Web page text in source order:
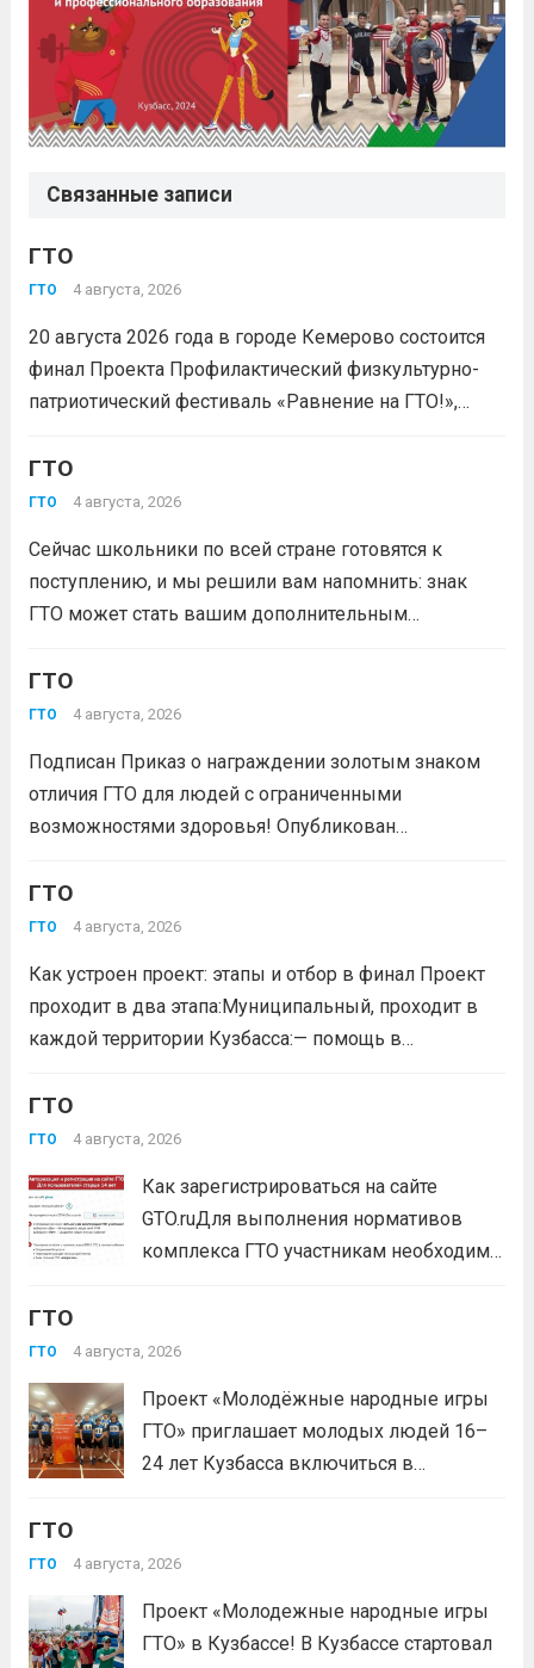
Связанные записи
ГТО
ГТО 4 августа, 2026
20 августа 2026 года в городе Кемерово состоится
финал Проекта Профилактический физкультурно-
патриотический фестиваль «Равнение на ГТО!»,
Первых-2026».В мероприятии примут участие
победители муниципального этапа проектной
Кузбасса.Состав команды 6 человек, 3 участника
из...Читать дальше
ГТО
ГТО 4 августа, 2026
Сейчас школьники по всей стране готовятся к
поступлению, и мы решили вам напомнить: знак
ГТО может стать вашим дополнительным
Многие университеты начисляют абитуриентам
баллы за индивидуальные достижения — и знак
ГТО
ГТО 4 августа, 2026
Подписан Приказ о награждении золотым знаком
отличия ГТО для людей с ограниченными
возможностями здоровья! Опубликован
Российской Федерации № 229 НГ от 22 июля 2026
года. Документ утверждает список граждан,
Всероссийского физкультурно-спортивного
комплекса...Читать дальше
ГТО
ГТО 4 августа, 2026
Как устроен проект: этапы и отбор в финал Проект
проходит в два этапа:Муниципальный, проходит в
каждой территории Кузбасса:— помощь в
класс по правильной технике выполнения
нормативов комплекса ГТО;— тренировочные
Читать дальше
ГТО
ГТО 4 августа, 2026
Как зарегистрироваться на сайте
GTO.ruДля выполнения нормативов
комплекса ГТО участникам необходимо
выбери своё муниципальное
приходи на площадку. Возьми
документ, удостоверяющий личность,
удобную спортивную форму и воду. На
ГТО
ГТО 4 августа, 2026
Проект «Молодёжные народные игры
ГТО» приглашает молодых людей 16–
24 лет Кузбасса включиться в
муниципальных и регионального
нормативы комплекса ГТО сочетаются
с народными играми, силовыми шоу и
ГТО
ГТО 4 августа, 2026
Проект «Молодежные народные игры
ГТО» в Кузбассе! В Кузбассе стартовал